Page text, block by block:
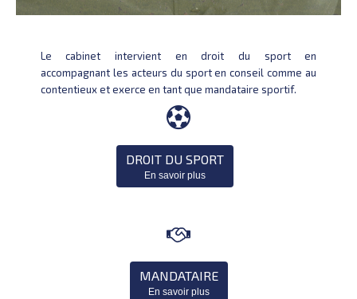
Le cabinet intervient en droit du sport en
accompagnant les acteurs du sport en conseil comme au
contentieux etexerce en tant que mandataire sportif.

DROIT DU SPORT
En savoir plus

MANDATAIRE
En savoir plus